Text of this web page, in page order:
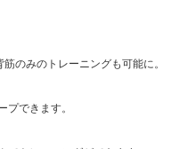
のみのトレーニングも可能に。
できます。